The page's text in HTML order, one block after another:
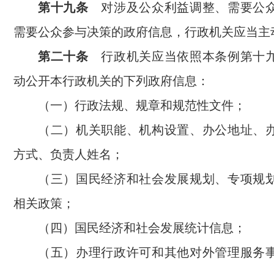
第十九条 对涉及公众利益调整、需要公
需要公众参与决策的政府信息，行政机关应当主
第二十条 行政机关应当依照本条例第十
动公开本行政机关的下列政府信息：
（一）行政法规、规章和规范性文件；
（二）机关职能、机构设置、办公地址、
方式、负责人姓名；
（三）国民经济和社会发展规划、专项规
相关政策；
（四）国民经济和社会发展统计信息；
（五）办理行政许可和其他对外管理服务